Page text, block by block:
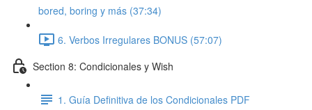
bored, boring y más (37:34)
6. Verbos Irregulares BONUS (57:07)
Section 8: Condicionales y Wish
1. Guía Definitiva de los Condicionales PDF